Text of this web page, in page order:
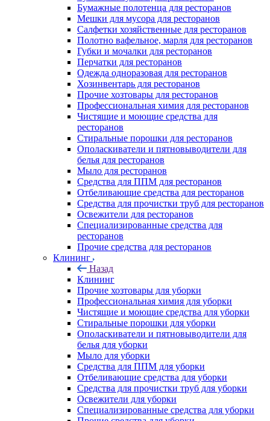
Бумажные полотенца для ресторанов
Мешки для мусора для ресторанов
Салфетки хозяйственные для ресторанов
Полотно вафельное, марля для ресторанов
Губки и мочалки для ресторанов
Перчатки для ресторанов
Одежда одноразовая для ресторанов
Хозинвентарь для ресторанов
Прочие хозтовары для ресторанов
Профессиональная химия для ресторанов
Чистящие и моющие средства для
ресторанов
Стиральные порошки для ресторанов
Ополаскиватели и пятновыводители для
белья для ресторанов
Мыло для ресторанов
Средства для ППМ для ресторанов
Отбеливающие средства для ресторанов
Средства для прочистки труб для ресторанов
Освежители для ресторанов
Специализированные средства для
ресторанов
Прочие средства для ресторанов
Клининг
Назад
Клининг
Прочие хозтовары для уборки
Профессиональная химия для уборки
Чистящие и моющие средства для уборки
Стиральные порошки для уборки
Ополаскиватели и пятновыводители для
белья для уборки
Мыло для уборки
Средства для ППМ для уборки
Отбеливающие средства для уборки
Средства для прочистки труб для уборки
Освежители для уборки
Специализированные средства для уборки